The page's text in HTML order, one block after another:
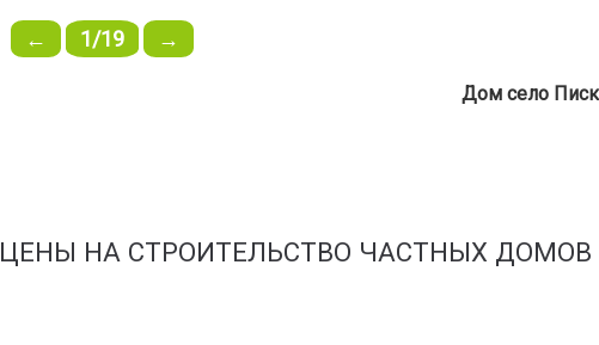
← 1/19 →
Дом село
ЦЕНЫ НА СТРОИТЕЛЬСТВО ЧАСТНЫХ ДОМОВ